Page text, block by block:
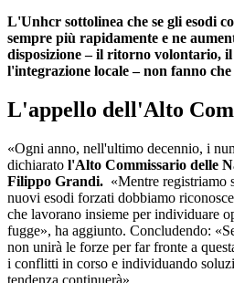
L'Unhcr sottolinea che se gli esodi
sempre più rapidamente e ne
disposizione – il ritorno volontario,
l'integrazione locale – non fanno
L'appello dell'Alto
«Ogni anno, nell'ultimo decennio, i
dichiarato l'Alto Commissario delle
Filippo Grandi. «Mentre registriamo
nuovi esodi forzati dobbiamo
che lavorano insieme per individuare
fugge», ha aggiunto. Concludendo:
non unirà le forze per far fronte a
i conflitti in corso e individuando